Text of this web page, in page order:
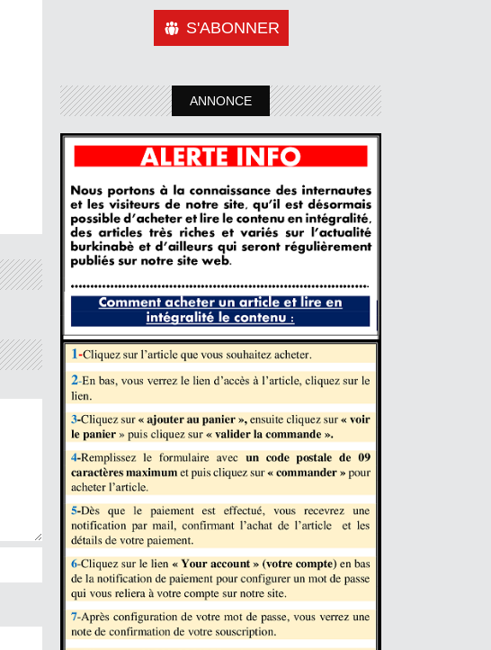
S'ABONNER
ANNONCE